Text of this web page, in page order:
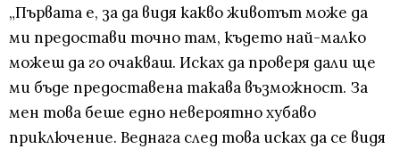
„Първата е, за да видя какво животът може да
ми предостави точно там, където най-малко
можеш да го очакваш. Исках да проверя дали ще
ми бъде предоставена такава възможност. За
мен това беше едно невероятно хубаво
приключение. Веднага след това исках да се видя